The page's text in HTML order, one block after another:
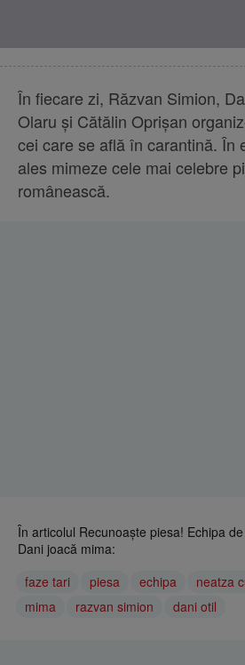
În fiecare zi, Răzvan Simion,
Olaru și Cătălin Oprișan
cei care se află în carantină. În
ales mimeze cele mai celebre
românească.
În articolul Recunoaște piesa! Echipa
Dani joacă mima:
faze tari
piesa echipa
neatza
mima
razvan simion dani otil